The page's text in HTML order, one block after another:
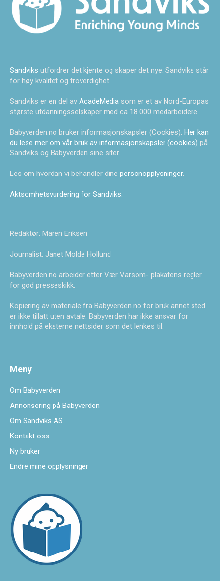
Sandviks utfordrer det kjente og skaper det nye. Sandviks står
for høy kvalitet og troverdighet.
Sandviks er en del av AcadeMedia som er et av Nord-Europas
største utdanningsselskaper med ca 18 000 medarbeidere.
Babyverden.no bruker informasjonskapsler (Cookies). Her kan
du lese mer om vår bruk av informasjonskapsler (cookies) på
Sandviks og Babyverden sine siter.
Les om hvordan vi behandler dine personopplysninger.
Aktsomhetsvurdering for Sandviks
Redaktør: Maren Eriksen
Journalist: Janet Molde Hollund
Babyverden.no arbeider etter Vær Varsom- plakatens regler
for god presseskikk.
Kopiering av materiale fra Babyverden.no for bruk annet sted
er ikke tillatt uten avtale. Babyverden har ikke ansvar for
innhold på eksterne nettsider som det lenkes til.
Meny
Om Babyverden
Annonsering på Babyverden
Om Sandviks AS
Kontakt oss
Ny bruker
Endre mine opplysninger